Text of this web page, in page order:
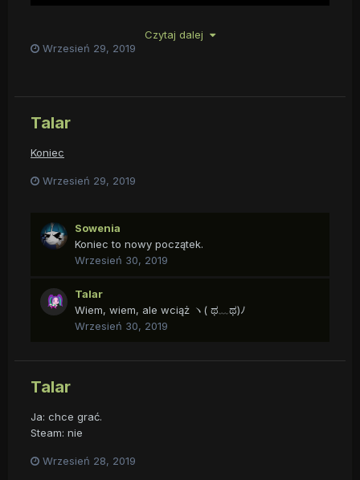
Czytaj dalej
Wrzesień 29, 2019
Talar
Koniec
Wrzesień 29, 2019
Sowenia
Koniec to nowy początek.
Wrzesień 30, 2019
Talar
Wiem, wiem, ale wciąż ヽ( ಥ﹏ಥ)ﾉ
Wrzesień 30, 2019
Talar
Ja: chce grać.
Steam: nie
Wrzesień 28, 2019